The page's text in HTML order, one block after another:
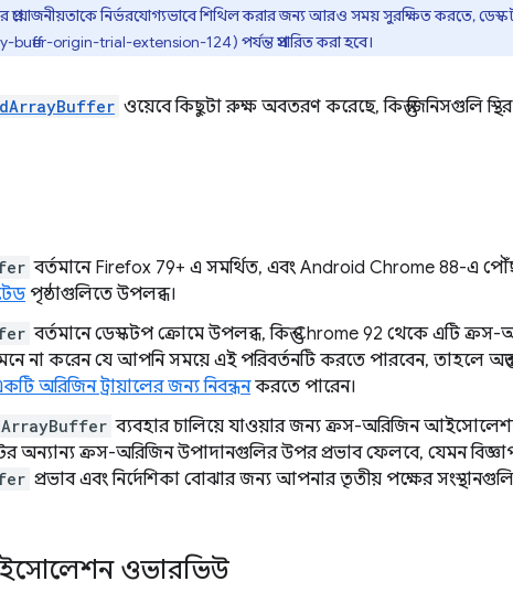
নির্ভরযোগ্যভাবে শিথিল করার জন্য আরও সময় সুরক্ষিত করতে,
origin-trial-extension-124) পর্যন্ত প্রসারিত করা হবে।
ওয়েবে কিছুটা রুক্ষ অবতরণ করেছে, কিন্তু জিনিসগুলি
বর্তমানে Firefox 79+ এ সমর্থিত, এবং Android Chrome 88-এ
পৃষ্ঠাগুলিতে উপলব্ধ।
বর্তমানে ডেস্কটপ ক্রোমে উপলব্ধ, কিন্তু Chrome 92 থেকে এটি ক্রস-
না করেন যে আপনি সময়ে এই পরিবর্তনটি করতে পারবেন, তাহলে
অরিজিন ট্রায়ালের জন্য নিবন্ধনকরতে পারেন।
ব্যবহার চালিয়ে যাওয়ার জন্য ক্রস-অরিজিন
অন্যান্য ক্রস-অরিজিন উপাদানগুলির উপর প্রভাব ফেলবে, যেমন
প্রভাব এবং নির্দেশিকা বোঝার জন্য আপনার তৃতীয় পক্ষের
ওভারভিউ